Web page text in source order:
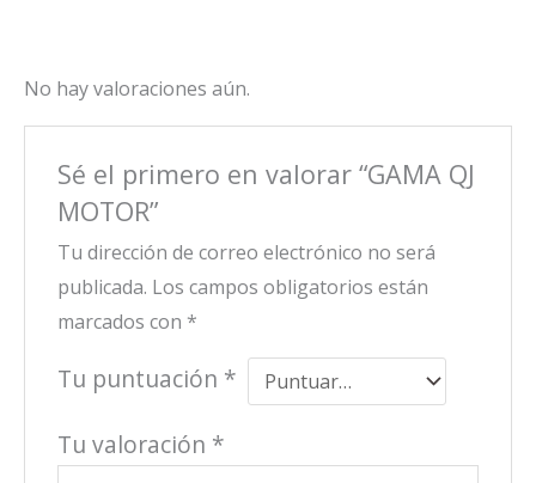
No hay valoraciones aún.
Sé el primero en valorar “GAMA QJ
MOTOR”
Tu dirección de correo electrónico no será
publicada. Los campos obligatorios están
marcados con *
Tu puntuación *
Tu valoración *